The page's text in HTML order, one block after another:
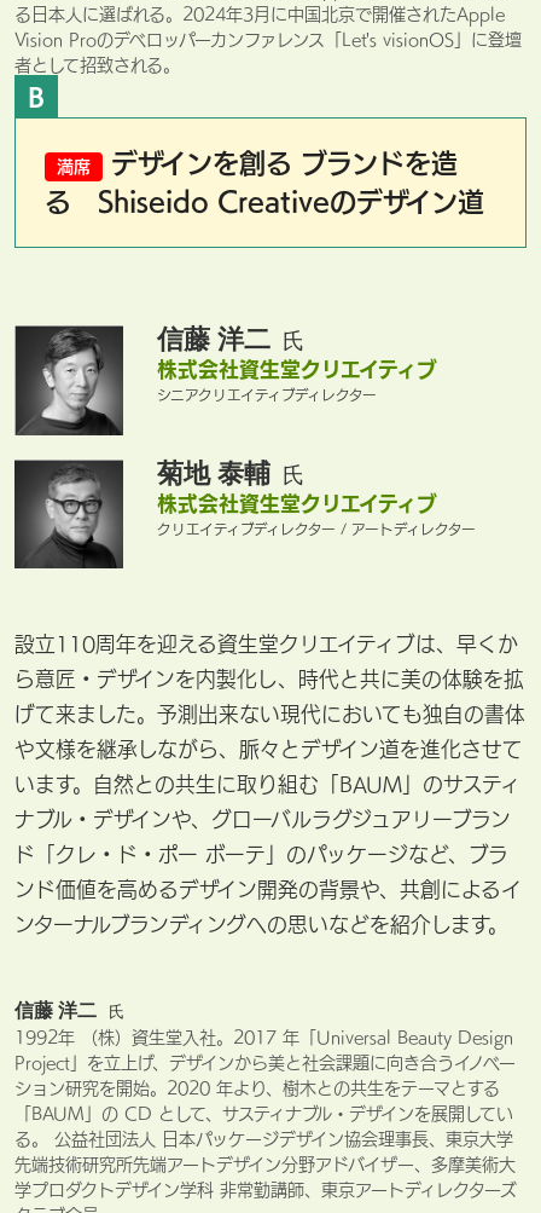
る日本人に選ばれる。2024年3月に中国北京で開催されたApple
Vision Proのデベロッパーカンファレンス「Let's visionOS」に登壇
者として招致される。
B
満席
デザインを創る ブランドを造
る Shiseido Creativeのデザイン道
信藤 洋二 氏
株式会社資生堂クリエイティブ
シニアクリエイティブディレクター
菊地 泰輔 氏
株式会社資生堂クリエイティブ
クリエイティブディレクター / アートディレクター
設立110周年を迎える資生堂クリエイティブは、早くか
ら意匠・デザインを内製化し、時代と共に美の体験を拡
げて来ました。予測出来ない現代においても独自の書体
や文様を継承しながら、脈々とデザイン道を進化させて
います。自然との共生に取り組む「BAUM」のサスティ
ナブル・デザインや、グローバルラグジュアリーブラン
ド「クレ・ド・ポー ボーテ」のパッケージなど、ブラ
ンド価値を高めるデザイン開発の背景や、共創によるイ
ンターナルブランディングへの思いなどを紹介します。
信藤 洋二 氏
1992年 （株）資生堂入社。2017 年「Universal Beauty Design
Project」を立上げ、デザインから美と社会課題に向き合うイノベー
ション研究を開始。2020 年より、樹木との共生をテーマとする
「BAUM」の CD として、サスティナブル・デザインを展開してい
る。 公益社団法人 日本パッケージデザイン協会理事長、東京大学
先端技術研究所先端アートデザイン分野アドバイザー、多摩美術大
学プロダクトデザイン学科 非常勤講師、東京アートディレクターズ